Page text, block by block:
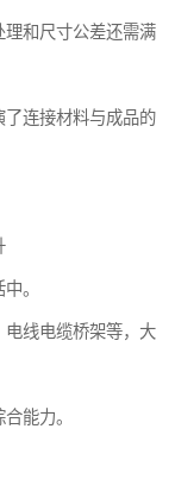
和尺寸公差还需满
了连接材料与成品的
。
线电缆桥架等，大
能力。